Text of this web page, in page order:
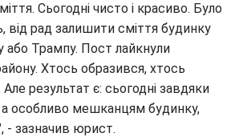
Сьогодні чисто і красиво. Було
від рад залишити сміття будинку
або Трампу. Пост лайкнули
Хтось образився, хтось
результат є: сьогодні завдяки
особливо мешканцям будинку,
- зазначив юрист.